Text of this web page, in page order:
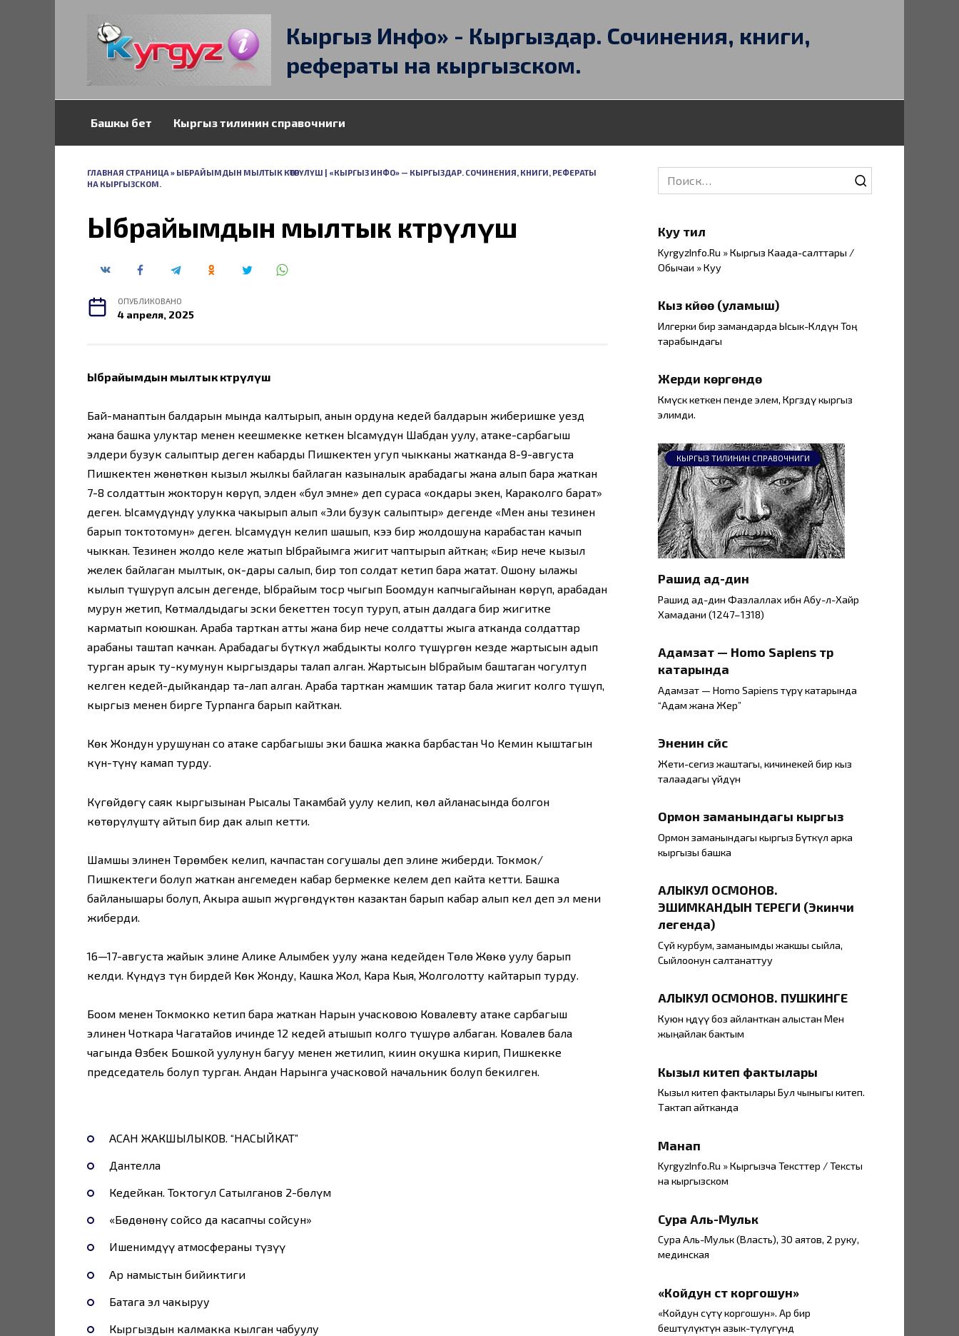
Кыргыз Инфо» - Кыргыздар. Сочинения, книги,
рефераты на кыргызском.
Башкы бет Кыргыз тилинин справочниги
ГЛАВНАЯ СТРАНИЦА» ЫБРАЙЫМДЫН МЫЛТЫК КӨТӨРҮЛҮШ | «КЫРГЫЗ ИНФО» — КЫРГЫЗДАР. СОЧИНЕНИЯ, КНИГИ, РЕФЕРАТЫ
НА КЫРГЫЗСКОМ.
Ыбрайымдын мылтык көтөрүлүш
ОПУБЛИКОВАНО
4 апреля, 2025
Ыбрайымдын мылтык көтөрүлүш
Бай-манаптын балдарын мында калтырып, анын ордуна кедей балдарын жиберишке уезд
жана башка улуктар менен кеңешмекке кеткен Ысамүдүн Шабдан уулу, атаке-сарбагыш
элдери бузук салыптыр деген кабарды Пишкектен угуп чыкканы жатканда 8-9-августа
Пишкектен жөнөткөн кызыл жылкы байлаган казыналык арабадагы жана алып бара жаткан
7-8 солдаттын жокторун көрүп, элден «бул эмне» деп сураса «окдары экен, Караколго барат»
деген. Ысамүдүндү улукка чакырып алып «Элиң бузук салыптыр» дегенде «Мен аны тезинен
барып токтотомун» деген. Ысамүдүн келип шашып, кээ бир жолдошуна карабастан качып
чыккан. Тезинен жолдо келе жатып Ыбрайымга жигит чаптырып айткан; «Бир нече кызыл
желек байлаган мылтык, ок-дары салып, бир топ солдат кетип бара жатат. Ошону ылажы
кылып түшүрүп алсын дегенде, Ыбрайым тоср чыгып Боомдун капчыгайынан көрүп, арабадан
мурун жетип, Көтмалдыдагы эски бекеттен тосуп туруп, атын далдага бир жигитке
карматып коюшкан. Араба тарткан атты жана бир нече солдатты жыга атканда солдаттар
арабаны таштап качкан. Арабадагы бүткүл жабдыкты колго түшүргөн кезде жартысын аңдып
турган арык ту-кумунун кыргыздары талап алган. Жартысын Ыбрайым баштаган чогултуп
келген кедей-дыйкандар та-ңлап алган. Араба тарткан жамшик татар бала жигит колго түшүп,
кыргыз менен бирге Турпанга барып кайткан.
Көк Жондун урушунан соң атаке сарбагышы эки башка жакка барбастан Чоң Кемин кыштагын
күн-түнү камап турду.
Күңгөйдөгү саяк кыргызынан Рысалы Такамбай уулу келип, көл айланасында болгон
көтөрүлүштү айтып бир даңк алып кетти.
Шамшы элинен Төрөмбек келип, качпастан согушалы деп элине жиберди. Токмок/
Пишкектеги болуп жаткан ангемеден кабар бермекке келем деп кайта кетти. Башка
байланышары болуп, Акыра ашып жүргөндүктөн казактан барып кабар алып кел деп эл мени
жиберди.
16—17-августа жайык элине Алике Алымбек уулу жана кедейден Төлө Жөкө уулу барып
келди. Күндүз түн бирдей Көк Жонду, Кашка Жол, Кара Кыя, Жолголотту кайтарып турду.
Боом менен Токмокко кетип бара жаткан Нарын учасковою Ковалевту атаке сарбагыш
элинен Чоткара Чагатайов ичинде 12 кедей атышып колго түшүрө албаган. Ковалев бала
чагында Өзбек Бошкой уулунун багуу менен жетилип, киңин окушка кирип, Пишкекке
председатель болуп турган. Андан Нарынга учасковой начальник болуп бекилген.
АСАН ЖАКШЫЛЫКОВ. “НАСЫЙКАТ”
Дантелла
Кедейкан. Токтогул Сатылганов 2-бөлүм
«Бөдөнөнү сойсо да касапчы сойсун»
Ишенимдүү атмосфераны түзүү
Ар намыстын бийиктиги
Батага эл чакыруу
Кыргыздын калмакка кылган чабуулу
Search
for:
Куу тил
KyrgyzInfo.Ru » Кыргыз Каада-салттары /
Обычаи » Куу
Кыз күйөө (уламыш)
Илгерки бир замандарда Ысык-Көлдүн Тоң
тарабындагы
Жерди көргөндө
Көмүскө кеткен пенде элем, Көргөздү кыргыз
элимди.
КЫРГЫЗ ТИЛИНИН СПРАВОЧНИГИ
Рашид ад-дин
Рашид ад-дин Фазлаллах ибн Абу-л-Хайр
Хамадани (1247–1318)
Адамзат — Ноmо Sapiens түрү
катарында
Адамзат — Ноmо Sapiens түрү катарында
“Адам жана Жер”
Эненин сүйүүсү
Жети-сегиз жаштагы, кичинекей бир кыз
талаадагы үйдүн
Ормон заманындагы кыргыз
Ормон заманындагы кыргыз Бүткүл арка
кыргызы башка
АЛЫКУЛ ОСМОНОВ.
ЭШИМКАНДЫН ТЕРЕГИ (Экинчи
легенда)
Сүй курбум, заманымды жакшы сыйла,
Сыйлоонун салтанаттуу
АЛЫКУЛ ОСМОНОВ. ПУШКИНГЕ
Куюн өңдүү боз айланткан алыстан Мен
жыңайлак бактым
Кызыл китеп фактылары
Кызыл китеп фактылары Бул чыныгы китеп.
Тактап айтканда
Манап
KyrgyzInfo.Ru » Кыргызча Тексттер / Тексты
на кыргызском
Сура Аль-Мульк
Сура Аль-Мульк (Власть), 30 аятов, 2 руку,
мединская
«Койдун сүтү коргошун»
«Койдун сүтү коргошун». Ар бир
бештүлүктүн азык-түлүгүндө